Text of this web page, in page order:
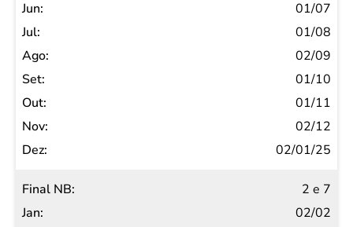
Mai
Jun
Jul
Ago
Set
Out
Nov
01/07
01/08
02/09
01/10
01/11
02/12
02/01/25
2 e 7
02/02